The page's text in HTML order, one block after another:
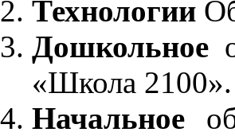
Технологии
Дошкольное
«Школа 2100».
Начальное